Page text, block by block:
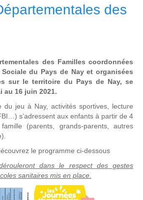
des
des Familles coordonnées
Sociale du Pays de Nay et organisées
sur le territoire du Pays de Nay, se
au 16 juin 2021.
du jeu à Nay, activités sportives, lecture
s’adressent aux enfants à partir de 4
(parents, grands-parents, autres
le programme ci-dessous
dans le respect des gestes
sanitaires mis en place.